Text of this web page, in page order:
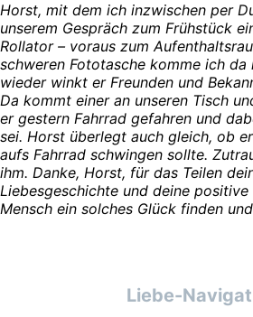
Horst, mit dem ich inzwischen per
unserem Gespräch zum Frühstück
Rollator – voraus zum
schweren Fototasche komme ich da
wieder winkt er Freunden und
Da kommt einer an unseren Tisch
er gestern Fahrrad gefahren und
sei. Horst überlegt auch gleich, ob
aufs Fahrrad schwingen sollte.
ihm. Danke, Horst, für das Teilen
Liebesgeschichte und deine
Mensch ein solches Glück finden
Liebe-